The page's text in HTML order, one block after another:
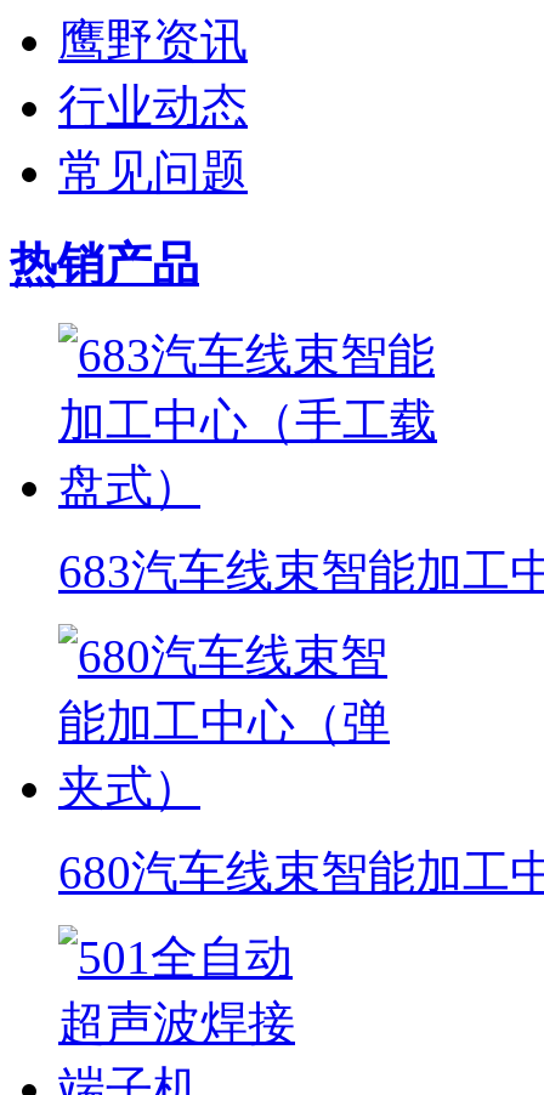
鹰野资讯
行业动态
常见问题
热销产品
683汽车线束智能加工
680汽车线束智能加工